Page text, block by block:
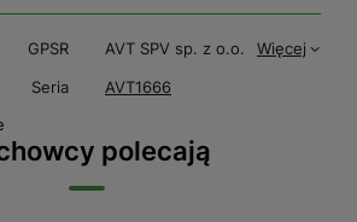
GPSR AVT SPV sp. z o.o.
Więcej
Seria
AVT1666
polecają